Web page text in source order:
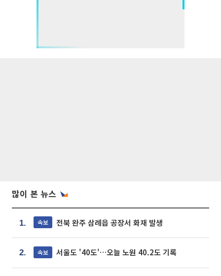
많이 본 뉴스
1. 속보 전북 완주 삼례읍 공장서 화재 발생
2. 속보 서울도 '40도'…오늘 노원 40.2도 기록